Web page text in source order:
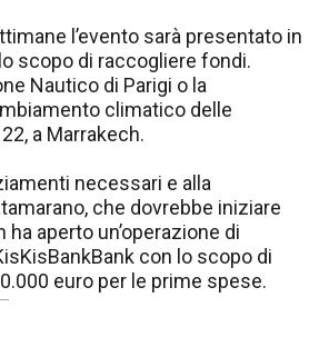
l’evento sarà presentato in
scopo di raccogliere fondi.
Nautico di Parigi o la
climatico delle
a Marrakech.
necessari e alla
che dovrebbe iniziare
ha aperto un’operazione di
con lo scopo di
euro per le prime spese.